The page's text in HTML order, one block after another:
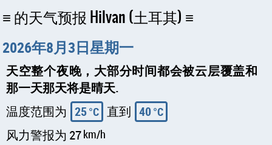
的天气预报 Hilvan (土耳其)
2026年8月3日星期一
天空整个夜晚，大部分时间都会被云层覆盖和
那一天那天将是晴天.
温度范围为 25°C 直到 40°C
风力警报为 27km/h